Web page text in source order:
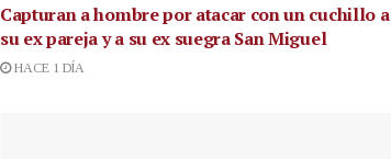
Capturan a hombre por atacar con un cuchillo a
su ex pareja y a su ex suegra San Miguel
HACE 1 DÍA